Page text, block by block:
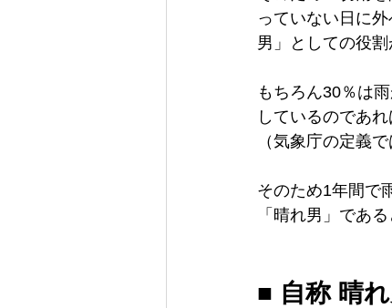
っていない日に
男」としての役
もちろん30％は
しているのであ
（気象庁の定義
そのため1年間で
「晴れ男」であ
■ 自称 晴